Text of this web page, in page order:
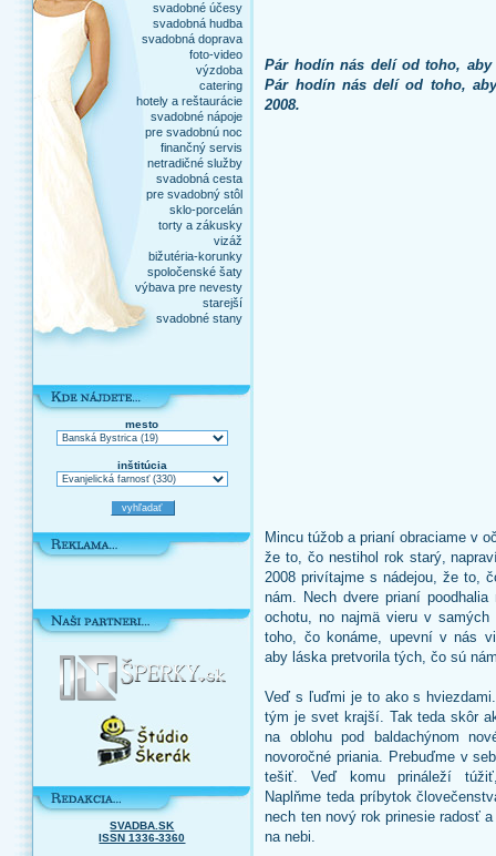
svadobné účesy
svadobná hudba
svadobná doprava
foto-video
výzdoba
catering
hotely a reštaurácie
svadobné nápoje
pre svadobnú noc
finančný servis
netradičné služby
svadobná cesta
pre svadobný stôl
sklo-porcelán
torty a zákusky
vizáž
bižutéria-korunky
spoločenské šaty
výbava pre nevesty
starejší
svadobné stany
mesto
inštitúcia
SVADBA.SK
ISSN 1336-3360
Pár hodín nás delí od toho,
Pár hodín nás delí od toho,
2008.
Mincu túžob a prianí obraciame v
že to, čo nestihol rok starý,
2008 privítajme s nádejou, že to,
nám. Nech dvere prianí
ochotu, no najmä vieru v samých
toho, čo konáme, upevní v nás
aby láska pretvorila tých, čo sú
Veď s ľuďmi je to ako s
tým je svet krajší. Tak teda skôr
na oblohu pod baldachýnom
novoročné priania. Prebuďme v
tešiť. Veď komu prináleží
Naplňme teda príbytok
nech ten nový rok prinesie radosť
na nebi.